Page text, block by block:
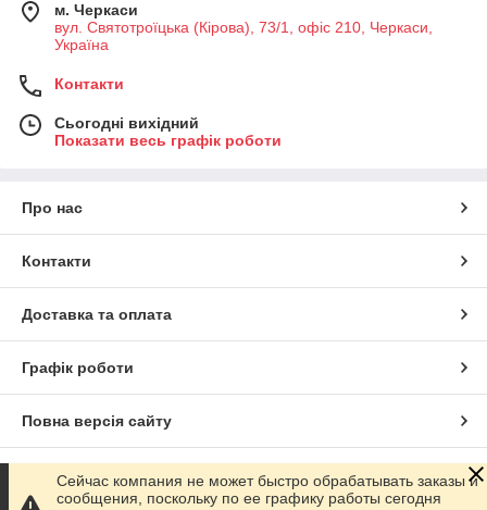
м. Черкаси
вул. Святотроїцька (Кірова), 73/1, офіс 210, Черкаси,
Україна
Контакти
Сьогодні вихідний
Показати весь графік роботи
Про нас
Контакти
Доставка та оплата
Графік роботи
Повна версія сайту
Сайт створено на маркетплейсі Prom.ua
Сейчас компания не может быстро обрабатывать заказы и
сообщения, поскольку по ее графику работы сегодня